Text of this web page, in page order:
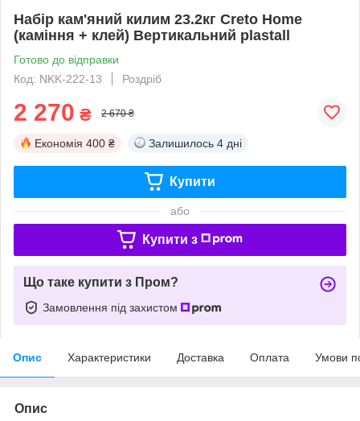
Набір кам'яний килим 23.2кг Creto Home
(каміння + клей) Вертикальний plastall
Готово до відправки
Код: NKK-222-13
Роздріб
2 270 ₴ 2 670 ₴
Економія 400 ₴ Залишилось 4 дні
Купити
або
Купити з
Що таке купити з Пром?
Замовлення під захистом
Опис Характеристики Доставка Оплата Умови
Опис